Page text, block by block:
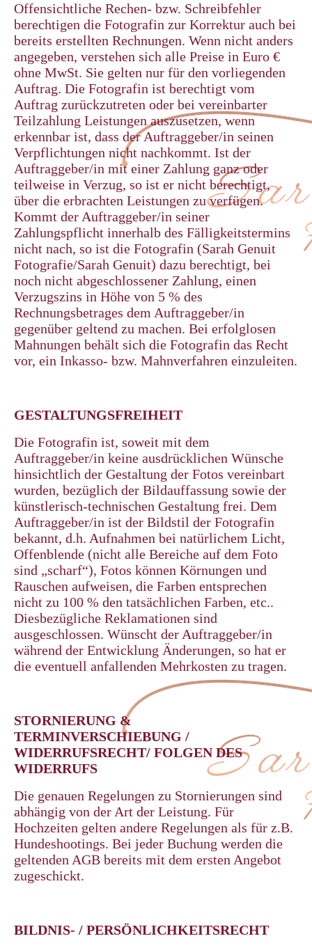
Offensichtliche Rechen- bzw. Schreibfehler
berechtigen die Fotografin zur Korrektur auch bei
bereits erstellten Rechnungen. Wenn nicht anders
angegeben, verstehen sich alle Preise in Euro €
ohne MwSt. Sie gelten nur für den vorliegenden
Auftrag. Die Fotografin ist berechtigt vom
Auftrag zurückzutreten oder bei vereinbarter
Teilzahlung Leistungen auszusetzen, wenn
erkennbar ist, dass der Auftraggeber/in seinen
Verpflichtungen nicht nachkommt. Ist der
Auftraggeber/in mit einer Zahlung ganz oder
teilweise in Verzug, so ist er nicht berechtigt,
über die erbrachten Leistungen zu verfügen.
Kommt der Auftraggeber/in seiner
Zahlungspflicht innerhalb des Fälligkeitstermins
nicht nach, so ist die Fotografin (Sarah Genuit
Fotografie/Sarah Genuit) dazu berechtigt, bei
noch nicht abgeschlossener Zahlung, einen
Verzugszins in Höhe von 5 % des
Rechnungsbetrages dem Auftraggeber/in
gegenüber geltend zu machen. Bei erfolglosen
Mahnungen behält sich die Fotografin das Recht
vor, ein Inkasso- bzw. Mahnverfahren einzuleiten.
GESTALTUNGSFREIHEIT
Die Fotografin ist, soweit mit dem
Auftraggeber/in keine ausdrücklichen Wünsche
hinsichtlich der Gestaltung der Fotos vereinbart
wurden, bezüglich der Bildauffassung sowie der
künstlerisch-technischen Gestaltung frei. Dem
Auftraggeber/in ist der Bildstil der Fotografin
bekannt, d.h. Aufnahmen bei natürlichem Licht,
Offenblende (nicht alle Bereiche auf dem Foto
sind „scharf“), Fotos können Körnungen und
Rauschen aufweisen, die Farben entsprechen
nicht zu 100 % den tatsächlichen Farben, etc..
Diesbezügliche Reklamationen sind
ausgeschlossen. Wünscht der Auftraggeber/in
während der Entwicklung Änderungen, so hat er
die eventuell anfallenden Mehrkosten zu tragen.
STORNIERUNG &
TERMINVERSCHIEBUNG /
WIDERRUFSRECHT/ FOLGEN DES
WIDERRUFS
Die genauen Regelungen zu Stornierungen sind
abhängig von der Art der Leistung. Für
Hochzeiten gelten andere Regelungen als für z.B.
Hundeshootings. Bei jeder Buchung werden die
geltenden AGB bereits mit dem ersten Angebot
zugeschickt.
BILDNIS- / PERSÖNLICHKEITSRECHT